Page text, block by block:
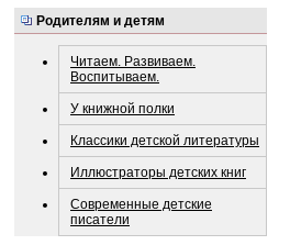
Родителям и детям
Читаем. Развиваем.
Воспитываем.
У книжной полки
Классики детской литературы
Иллюстраторы детских книг
Современные детские
писатели